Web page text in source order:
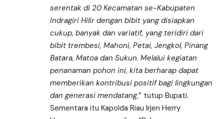
serentak di 20 Kecamatan se-Kabupaten
Indragiri Hilir dengan bibit yang disiapkan
cukup, banyak dan variatif, yang teridiri dari
bibit trembesi, Mahoni, Petai, Jengkol, Pinang
Batara, Matoa dan Sukun. Melalui kegiatan
penanaman pohon ini, kita berharap dapat
memberikan kontribusi positif bagi lingkungan
dan generasi mendatang,” tutup Bupati.
Sementara itu Kapolda Riau Irjen Herry